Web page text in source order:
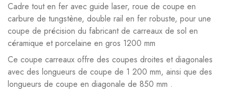
Cadre tout en fer avec guide laser, roue de coupe en
carbure de tungstène, double rail en fer robuste, pour une
coupe de précision du fabricant de carreaux de sol en
céramique et porcelaine en gros 1200 mm
Ce coupe carreaux offre des coupes droites et diagonales
avec des longueurs de coupe de 1 200 mm, ainsi que des
longueurs de coupe en diagonale de 850 mm .